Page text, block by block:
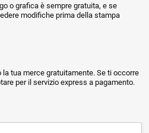
o grafica è sempre gratuita, e se
modifiche prima della stampa
tua merce gratuitamente. Se ti occorre
per il servizio express a pagamento.